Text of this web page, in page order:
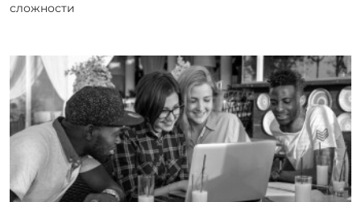
сложности